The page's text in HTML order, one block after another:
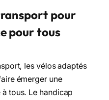
pour
pour tous
les vélos adaptés
émerger une
tous. Le handicap